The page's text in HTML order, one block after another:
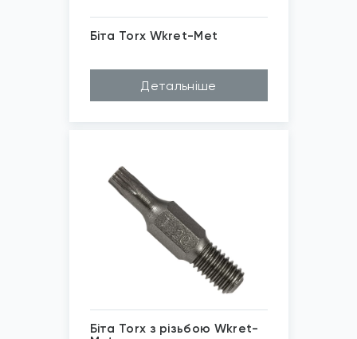
Біта Torx Wkret-Met
Довжина (A...
250мм, 350мм, 25...
Бренд
Wkret-Met
*
Зображені фото є...
Детальніше
Біта Torx з різьбою Wkret-